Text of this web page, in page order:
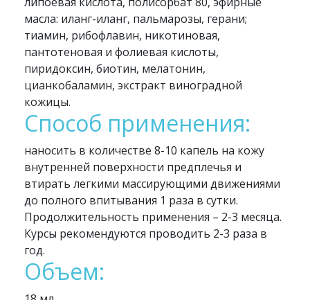
масла: иланг-иланг, пальмарозы, герани;
тиамин, рибофлавин, никотиновая,
пантотеновая и фолиевая кислоты,
пиридоксин, биотин, мелатонин,
цианкобаламин, экстракт виноградной
кожицы.
Способ применения:
наносить в количестве 8-10 капель на кожу
внутренней поверхности предплечья и
втирать легкими массирующими движениями
до полного впитывания 1 раза в сутки.
Продолжительность применения – 2-3 месяца.
Курсы рекомендуются проводить 2-3 раза в
год.
Объем: